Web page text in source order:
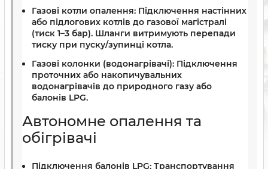
Газові котли опалення: Підключення настінних
або підлогових котлів до газової магістралі
(тиск 1–3 бар). Шланги витримують перепади
тиску при пуску/зупинці котла.
Газові колонки (водонагрівачі): Підключення
проточних або накопичувальних
водонагрівачів до природного газу або
балонів LPG.
Автономне опалення та
обігрівачі
Підключення балонів LPG: Транспортування